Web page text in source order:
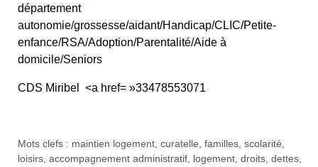
département
autonomie/grossesse/aidant/Handicap/CLIC/Petite-
enfance/RSA/Adoption/Parentalité/Aide à
domicile/Seniors
CDS Miribel <a href= »33478553071
Mots clefs : maintien logement, curatelle, familles, scolarité,
loisirs, accompagnement administratif, logement, droits, dettes,